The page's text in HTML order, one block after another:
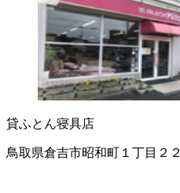
貸ふとん寝具店
鳥取県倉吉市昭和町１丁目２２